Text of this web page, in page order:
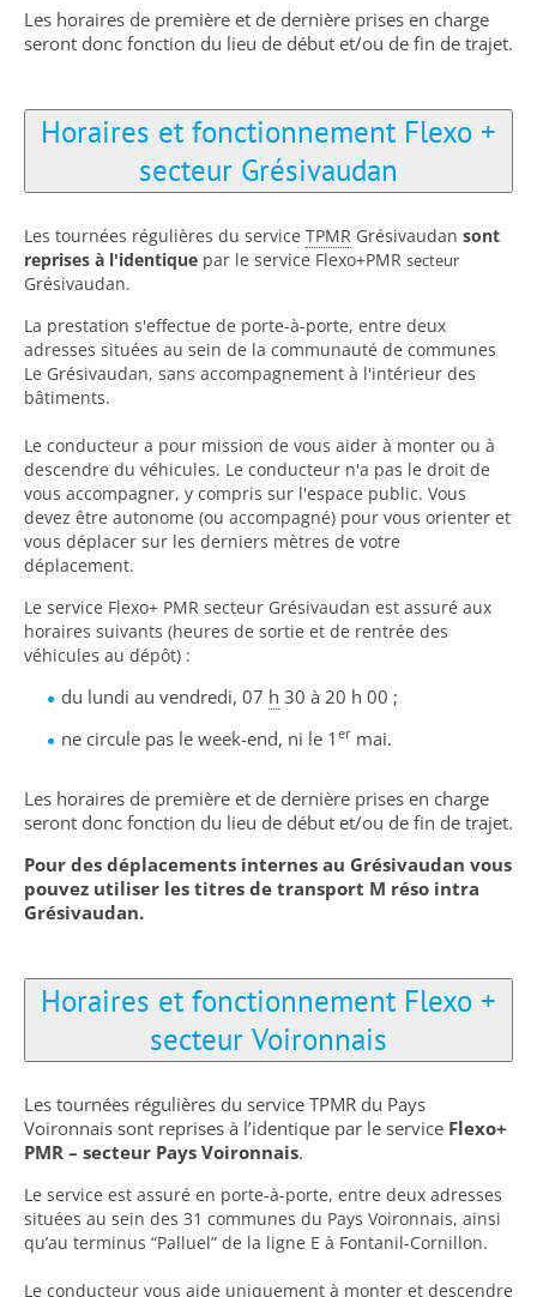
Les horaires de première et de dernière prises en charge
seront donc fonction du lieu de début et/ou de fin de trajet.
Horaires et fonctionnement Flexo +
secteur Grésivaudan
Les tournées régulières du service TPMR Grésivaudan sont
reprises à l'identique par le service Flexo+PMR secteur
Grésivaudan.
La prestation s'effectue de porte-à-porte, entre deux
adresses situées au sein de la communauté de communes
Le Grésivaudan, sans accompagnement à l'intérieur des
bâtiments.
Le conducteur a pour mission de vous aider à monter ou à
descendre du véhicules. Le conducteur n'a pas le droit de
vous accompagner, y compris sur l'espace public. Vous
devez être autonome (ou accompagné) pour vous orienter et
vous déplacer sur les derniers mètres de votre
déplacement.
Le service Flexo+ PMR secteur Grésivaudan est assuré aux
horaires suivants (heures de sortie et de rentrée des
véhicules au dépôt) :
du lundi au vendredi, 07 h 30 à 20 h 00 ;
ne circule pas le week-end, ni le 1 er mai.
Les horaires de première et de dernière prises en charge
seront donc fonction du lieu de début et/ou de fin de trajet.
Pour des déplacements internes au Grésivaudan vous
pouvez utiliser les titres de transport M réso intra
Grésivaudan.
Horaires et fonctionnement Flexo +
secteur Voironnais
Les tournées régulières du service TPMR du Pays
Voironnais sont reprises à l’identique par le service Flexo+
PMR – secteur Pays Voironnais.
Le service est assuré en porte-à-porte, entre deux adresses
situées au sein des 31 communes du Pays Voironnais, ainsi
qu’au terminus “Palluel” de la ligne E à Fontanil-Cornillon.
Le conducteur vous aide uniquement à monter et descendre